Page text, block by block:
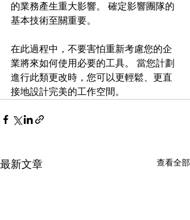
的業務產生重大影響。 確定影響團隊的
基本技術至關重要。
在此過程中，不要害怕重新考慮您的企
業將來如何使用必要的工具。 當您計劃
進行此類更改時，您可以更輕鬆、更直
接地設計完美的工作空間。
最新文章 查看全部